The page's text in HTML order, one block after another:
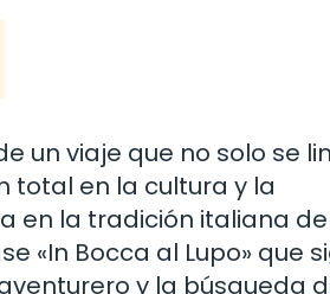
un viaje que no solo se
total en la cultura y la
en la tradición italiana
«In Bocca al Lupo» que
y la búsqueda